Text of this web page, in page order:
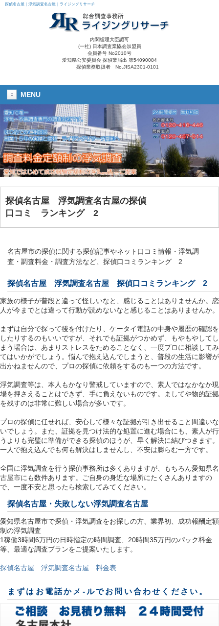
探偵名古屋｜浮気調査名古屋｜ライジングリサーチ
内閣総理大臣認可
(一社) 日本調査業協会加盟員
会員番号 No2010号
愛知県公安委員会 探偵業届出 第54090084
探偵業務取扱者 No.JISA2301-0101
MENU
探偵名古屋 浮気調査名古屋の探偵
口コミ ランキング 2
名古屋市の探偵に関する探偵記事やネット口コミ情報・浮気調
査・調査料金・調査方法など、探偵口コミランキング 2
探偵名古屋 浮気調査名古屋 探偵口コミランキング 2
家族の様子が普段と違って怪しいなと、感じることはありませんか。恋
人が今までとは違って行動が読めないなと感じることはありませんか。
まずは自分で探って後を付けたり、ケータイ電話の中身や履歴の確認を
したりするのもいいですが、それでも証拠がつかめず、もやもやしてし
まう場合は、あまりストレスをためることなく、一度プロに相談してみ
てはいかがでしょう。悩んで抱え込んでしまうと、普段の生活に影響が
出かねませんので、プロの探偵に依頼をするのも一つの方法です。
浮気調査等は、本人もかなり警戒していますので、素人ではなかなか現
場を押さえることはできず、手に負えないものです。ましてや物的証拠
を残すのは非常に難しい場合が多いです。
プロの探偵に任せれば、安心して様々な証拠が引き出せること間違いな
いでしょう。また、証拠を見つけ法的な処置に進む場合にも、素人が行
うよりも完璧に準備ができる探偵のほうが、早く解決に結びつきます。
一人で抱え込んでも何も解決はしませんし、不安は膨らむ一方です。
全国に浮気調査を行う探偵事務所は多くありますが、もちろん愛知県名
古屋市にも数件あります。ご自身の身近な場所にたくさんありますの
で、一度不安と思ったら検索してみてください。
探偵名古屋 ・失敗しない浮気調査名古屋
愛知県名古屋市で探偵・浮気調査をお探しの方、業界初、成功報酬定額
制の浮気調査
1稼働3時間6万円の日時指定の時間調査、20時間35万円のパック料金
等、最適な調査プランをご提案いたします。
探偵名古屋 浮気調査名古屋 料金表
まずはお電話かメ-ルでお問い合わせください。